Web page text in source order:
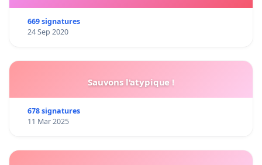
669 signatures
24 Sep 2020
Sauvons l'atypique !
678 signatures
11 Mar 2025